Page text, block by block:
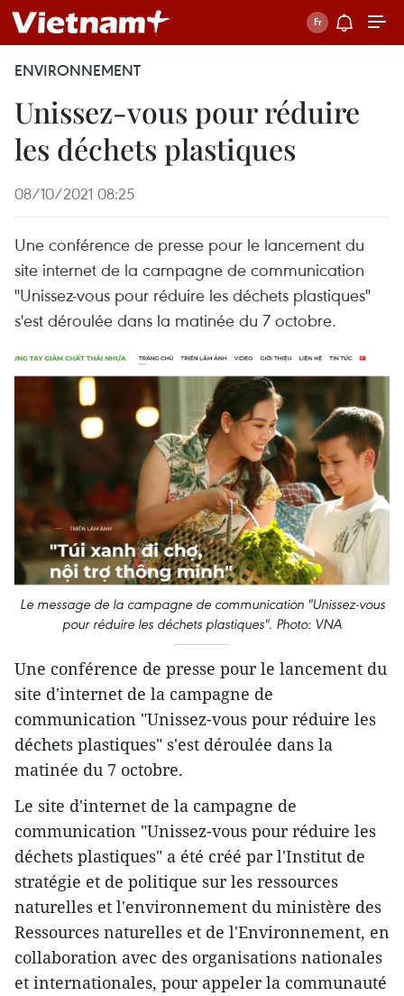
ENVIRONNEMENT
Unissez-vous pour réduire
les déchets plastiques
08/10/2021 08:25
Une conférence de presse pour le lancement du
site internet de la campagne de communication
"Unissez-vous pour réduire les déchets plastiques"
s'est déroulée dans la matinée du 7 octobre.
Le message de la campagne de communication "Unissez-vous
pour réduire les déchets plastiques". Photo: VNA
Une conférence de presse pour le lancement du
site d'internet de la campagne de
communication "Unissez-vous pour réduire les
déchets plastiques" s'est déroulée dans la
matinée du 7 octobre.
Le site d'internet de la campagne de
communication "Unissez-vous pour réduire les
déchets plastiques" a été créé par l'Institut de
stratégie et de politique sur les ressources
naturelles et l'environnement du ministère des
Ressources naturelles et de l'Environnement, en
collaboration avec des organisations nationales
et internationales, pour appeler la communauté